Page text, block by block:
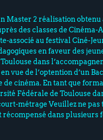
Master 2 réalisation obtenu
des classes de
associé au festival Ciné-
en faveur des
dans
vue de l’optention d’un
de cinéma. En tant que
Fédérale de Toulouse
métrage Veuillez ne pas
récompensé dans plusieurs